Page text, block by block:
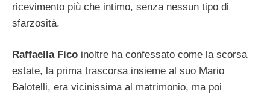
ricevimento più che intimo, senza nessun tipo di
sfarzosità.
Raffaella Fico inoltre ha confessato come la scorsa
estate, la prima trascorsa insieme al suo Mario
Balotelli, era vicinissima al matrimonio, ma poi